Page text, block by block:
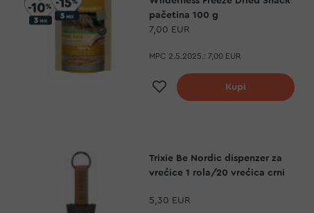
pačetina 100 g
7,00 EUR
MPC 2.5.2025.: 7,00 EUR
Dodaj na listu želja
Kupi
Trixie Be Nordic dispenzer za
vrećice 1 rola/20 vrećica crni
5,30 EUR